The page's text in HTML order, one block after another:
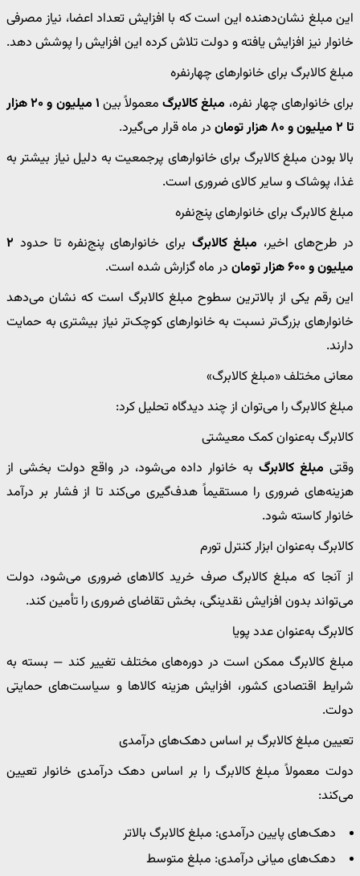
این مبلغ نشان‌دهنده این است که با افزایش تعداد اعضا، نیاز مصرفی
خانوار نیز افزایش یافته و دولت تلاش کرده این افزایش را پوشش دهد.
مبلغ کالابرگ برای خانوارهای چهار‌نفره
برای خانوارهای چهار نفره، مبلغ کالابرگمعمولاً بین
۱ میلیون و ۲۰ هزار
تا ۲ میلیون و ۸۰ هزار تومان
در ماه قرار می‌گیرد.
بالا بودن مبلغ کالابرگ برای خانوارهای پرجمعیت به دلیل نیاز بیشتر به
غذا، پوشاک و سایر کالای ضروری است.
مبلغ کالابرگ برای خانوارهای پنج‌نفره
در طرح‌های اخیر، مبلغ کالابرگ برای خانوارهای پنج‌نفره تا حدود ۲
میلیون و ۶۰۰ هزار تومان
در ماه گزارش شده است.
این رقم یکی از بالاترین سطوح مبلغ کالابرگ است که نشان می‌دهد
خانوارهای بزرگ‌تر نسبت به خانوارهای کوچک‌تر نیاز بیشتری به حمایت
دارند.
معانی مختلف «مبلغ کالابرگ»
مبلغ کالابرگ را می‌توان از چند دیدگاه تحلیل کرد:
کالابرگ به‌عنوان کمک معیشتی
وقتی مبلغ کالابرگبه خانوار داده می‌شود، در واقع دولت بخشی از
هزینه‌های ضروری را مستقیماً هدف‌گیری می‌کند تا از فشار بر درآمد
خانوار کاسته شود.
کالابرگ به‌عنوان ابزار کنترل تورم
از آنجا که مبلغ کالابرگ صرف خرید کالاهای ضروری می‌شود، دولت
می‌تواند بدون افزایش نقدینگی، بخش تقاضای ضروری را تأمین کند.
کالابرگ به‌عنوان عدد پویا
مبلغ کالابرگ ممکن است در دوره‌های مختلف تغییر کند — بسته به
شرایط اقتصادی کشور، افزایش هزینه کالاها و سیاست‌های حمایتی
دولت.
تعیین مبلغ کالابرگ بر اساس دهک‌های درآمدی
دولت معمولاً مبلغ کالابرگ را بر اساس دهک درآمدی خانوار تعیین
می‌کند:
دهک‌های پایین درآمدی‌: مبلغ کالابرگ بالاتر
دهک‌های میانی درآمدی‌: مبلغ متوسط